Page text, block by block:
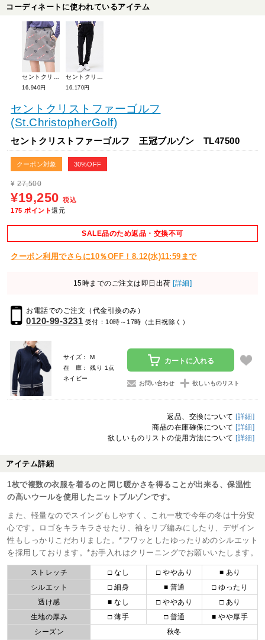
コーディネートに使われているアイテム
16,940円 16,170円
セントクリストファーゴルフ
(St.ChristopherGolf)
セントクリストファーゴルフ 王冠ブルゾン TL47500
クーポン対象 30%OFF
¥ 27,500
¥19,250 税込
175 ポイント還元
SALE品のため返品・交換不可
クーポン利用でさらに10％OFF！8.12(水)11:59まで
15時までのご注文は即日出荷 [詳細]
お電話でのご注文（代金引換のみ）
0120-99-3231 受付：10時～17時（土日祝除く）
サイズ： M
在 庫： 残り 1点
ネイビー
カートに入れる
お問い合わせ 欲しいものリスト
返品、交換について [詳細]
商品の在庫確保について [詳細]
欲しいものリストの使用方法について [詳細]
アイテム詳細
1枚で複数の衣服を着るのと同じ暖かさを得ることが出来る、保温性
の高いウールを使用したニットブルゾンです。
また、軽量なのでスイングもしやすく、これ一枚で今年の冬は十分安
心です。ロゴをキラキラさせたり、袖をリブ編みにしたり、デザイン
性もしっかりこだわりました。*フワッとしたゆったりめのシルエット
を採用しております。*お手入れはクリーニングでお願いいたします。
ストレッチ □ なし □ ややあり
■ あり
シルエット
□ 細身 ■ 普通
□ ゆったり
透け感
■ なし □ ややあり
□ あり
生地の厚み
□ 薄手 □ 普通
■ やや厚手
シーズン
秋冬